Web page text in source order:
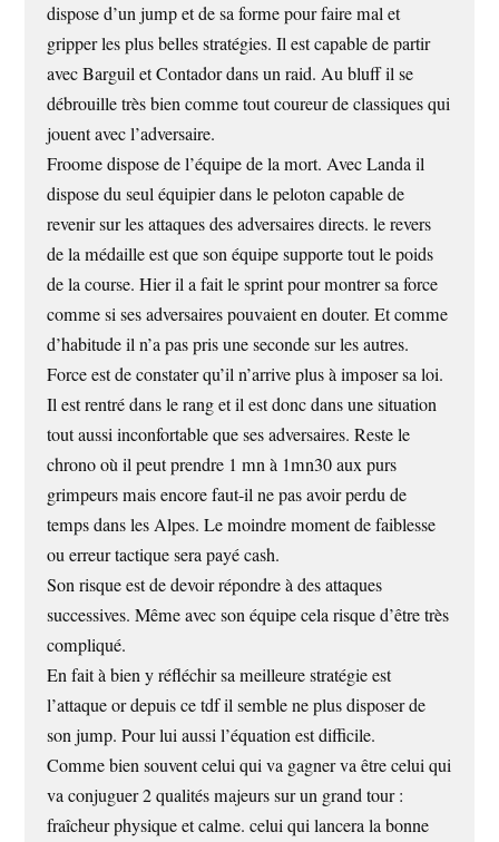
dispose d’un jump et de sa forme pour faire mal et
gripper les plus belles stratégies. Il est capable de partir
avec Barguil et Contador dans un raid. Au bluff il se
débrouille très bien comme tout coureur de classiques qui
jouent avec l’adversaire.
Froome dispose de l’équipe de la mort. Avec Landa il
dispose du seul équipier dans le peloton capable de
revenir sur les attaques des adversaires directs. le revers
de la médaille est que son équipe supporte tout le poids
de la course. Hier il a fait le sprint pour montrer sa force
comme si ses adversaires pouvaient en douter. Et comme
d’habitude il n’a pas pris une seconde sur les autres.
Force est de constater qu’il n’arrive plus à imposer sa loi.
Il est rentré dans le rang et il est donc dans une situation
tout aussi inconfortable que ses adversaires. Reste le
chrono où il peut prendre 1 mn à 1mn30 aux purs
grimpeurs mais encore faut-il ne pas avoir perdu de
temps dans les Alpes. Le moindre moment de faiblesse
ou erreur tactique sera payé cash.
Son risque est de devoir répondre à des attaques
successives. Même avec son équipe cela risque d’être très
compliqué.
En fait à bien y réfléchir sa meilleure stratégie est
l’attaque or depuis ce tdf il semble ne plus disposer de
son jump. Pour lui aussi l’équation est difficile.
Comme bien souvent celui qui va gagner va être celui qui
va conjuguer 2 qualités majeurs sur un grand tour :
fraîcheur physique et calme. celui qui lancera la bonne